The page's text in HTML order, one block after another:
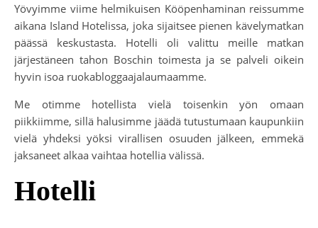
Yövyimme viime helmikuisen Kööpenhaminan reissumme
aikana Island Hotelissa, joka sijaitsee pienen kävelymatkan
päässä keskustasta. Hotelli oli valittu meille matkan
järjestäneen tahon Boschin toimesta ja se palveli oikein
hyvin isoa ruokabloggaajalaumaamme.
Me otimme hotellista vielä toisenkin yön omaan
piikkiimme, sillä halusimme jäädä tutustumaan kaupunkiin
vielä yhdeksi yöksi virallisen osuuden jälkeen, emmekä
jaksaneet alkaa vaihtaa hotellia välissä.
Hotelli